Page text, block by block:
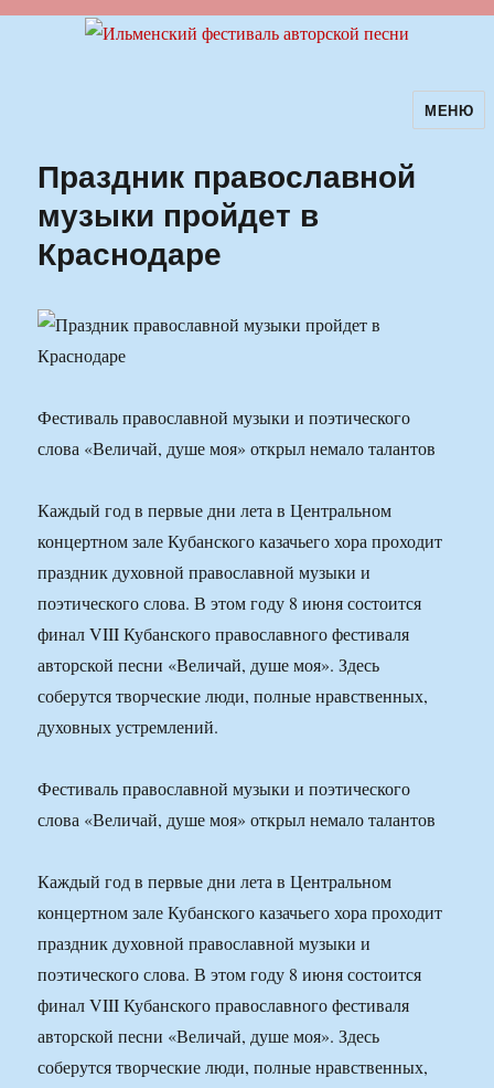
Ильменский фестиваль авторскойМЕНЮ
Праздник православной
музыки пройдет в
Краснодаре
Фестиваль православной музыки и поэтического
слова «Величай, душе моя» открыл немало талантов
Каждый год в первые дни лета в Центральном
концертном зале Кубанского казачьего хора проходит
праздник духовной православной музыки и
поэтического слова. В этом году 8 июня состоится
финал VIII Кубанского православного фестиваля
авторской песни «Величай, душе моя». Здесь
соберутся творческие люди, полные нравственных,
духовных устремлений.
Фестиваль православной музыки и поэтического
слова «Величай, душе моя» открыл немало талантов
Каждый год в первые дни лета в Центральном
концертном зале Кубанского казачьего хора проходит
праздник духовной православной музыки и
поэтического слова. В этом году 8 июня состоится
финал VIII Кубанского православного фестиваля
авторской песни «Величай, душе моя». Здесь
соберутся творческие люди, полные нравственных,